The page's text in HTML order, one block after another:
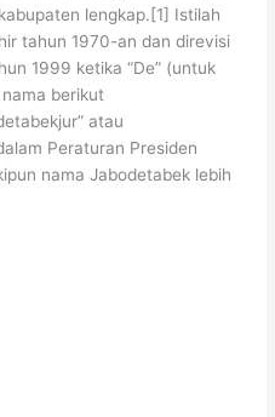
lengkap.[1] Istilah
tahun 1970-an dan direvisi
1999 ketika “De” (untuk
nama berikut
atau
Peraturan Presiden
nama Jabodetabek lebih